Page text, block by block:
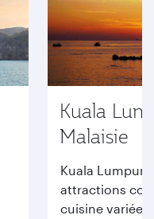
Kuala
Malaisie
Kuala Lumpur
attractions
cuisine variée